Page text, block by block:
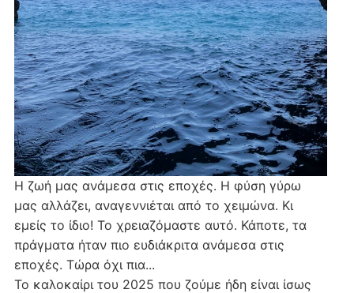
Η ζωή μας ανάμεσα στις εποχές. Η φύση γύρω
μας αλλάζει, αναγεννιέται από το χειμώνα. Κι
εμείς το ίδιο! Το χρειαζόμαστε αυτό. Κάποτε, τα
πράγματα ήταν πιο ευδιάκριτα ανάμεσα στις
εποχές. Τώρα όχι πια...
Το καλοκαίρι του 2025 που ζούμε ήδη είναι ίσως